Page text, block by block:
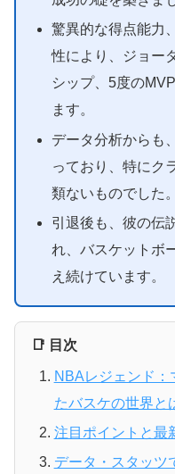
驚異的な得点能力
性により、ジョー
シップ、5度の
ます。
データ分析からも
っており、特にク
類ないものでした。
引退後も、彼の伝
れ、バスケットボ
え続けています。
📑 目次
NBAレジェンド：
たバスケの世界と
注目ポイントと最
データ・スタッツ